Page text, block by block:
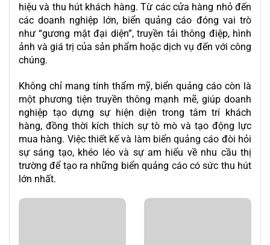
hiệu và thu hút khách hàng. Từ các cửa hàng nhỏ đến
các doanh nghiệp lớn, biển quảng cáo đóng vai trò
như “gương mặt đại diện”, truyền tải thông điệp, hình
ảnh và giá trị của sản phẩm hoặc dịch vụ đến với công
chúng.
Không chỉ mang tính thẩm mỹ, biển quảng cáo còn là
một phương tiện truyền thông mạnh mẽ, giúp doanh
nghiệp tạo dựng sự hiện diện trong tâm trí khách
hàng, đồng thời kích thích sự tò mò và tạo động lực
mua hàng. Việc thiết kế và làm biển quảng cáo đòi hỏi
sự sáng tạo, khéo léo và sự am hiểu về nhu cầu thị
trường để tạo ra những biển quảng cáo có sức thu hút
lớn nhất.